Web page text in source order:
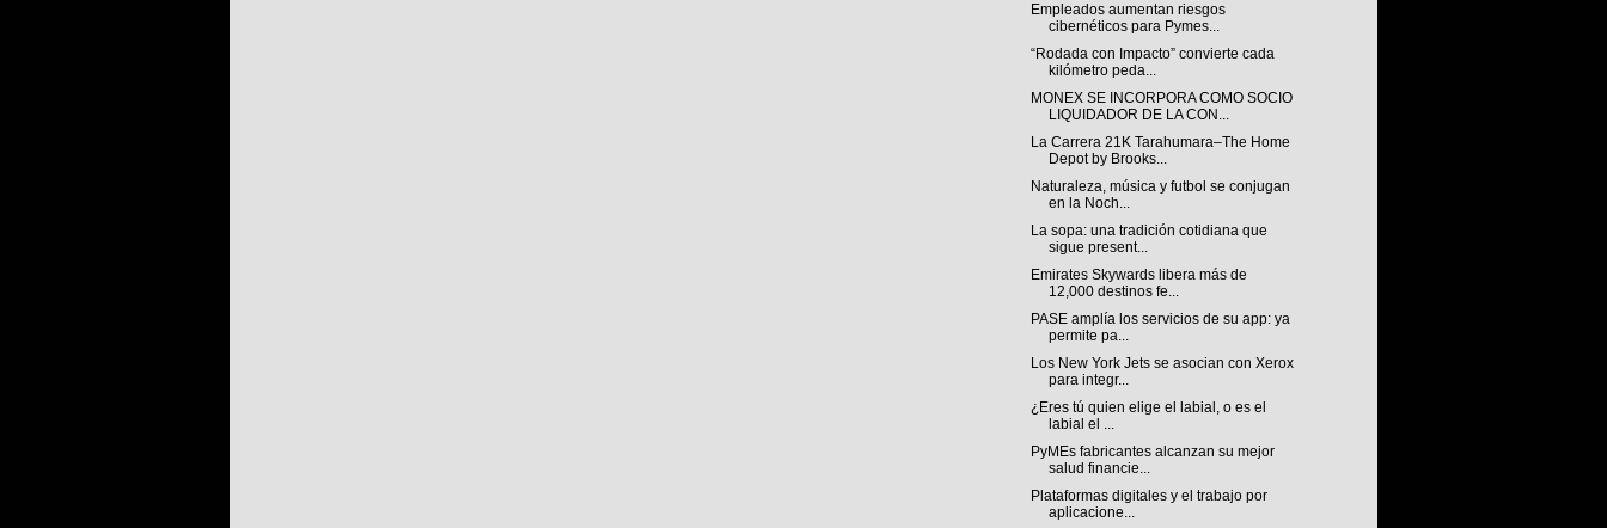
Empleados aumentan riesgos
cibernéticos para Pymes...
“Rodada con Impacto” convierte cada
kilómetro peda...
MONEX SE INCORPORA COMO SOCIO
LIQUIDADOR DE LA CON...
La Carrera 21K Tarahumara–The Home
Depot by Brooks...
Naturaleza, música y futbol se conjugan
en la Noch...
La sopa: una tradición cotidiana que
sigue present...
Emirates Skywards libera más de
12,000 destinos fe...
PASE amplía los servicios de su app: ya
permite pa...
Los New York Jets se asocian con Xerox
para integr...
¿Eres tú quien elige el labial, o es el
labial el ...
PyMEs fabricantes alcanzan su mejor
salud financie...
Plataformas digitales y el trabajo por
aplicacione...